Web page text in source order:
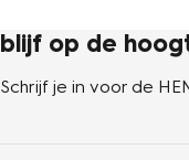
blijf op de
Schrijf je in voor de